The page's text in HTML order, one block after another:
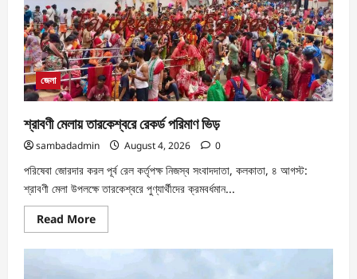
জেলা
শ্রাবণী মেলায় তারকেশ্বরে রেকর্ড পরিমাণ ভিড়
sambadadmin August 4, 2026 0
পরিষেবা জোরদার করল পূর্ব রেল কর্তৃপক্ষ নিজস্ব সংবাদদাতা, কলকাতা, ৪ আগস্ট:
শ্রাবণী মেলা উপলক্ষে তারকেশ্বরে পুণ্যার্থীদের ক্রমবর্ধমান...
Read More